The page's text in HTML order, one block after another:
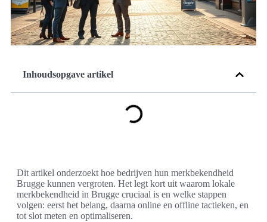
Inhoudsopgave artikel
Dit artikel onderzoekt hoe bedrijven hun merkbekendheid
Brugge kunnen vergroten. Het legt kort uit waarom lokale
merkbekendheid in Brugge cruciaal is en welke stappen
volgen: eerst het belang, daarna online en offline tactieken, en
tot slot meten en optimaliseren.